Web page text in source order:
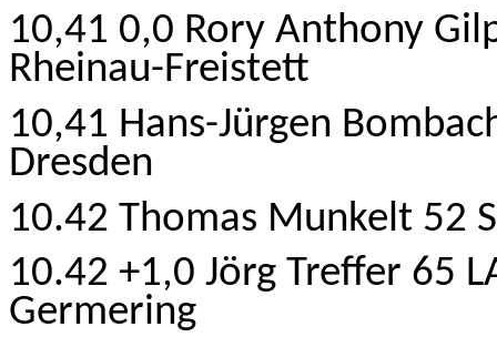
10,41 0,0 Rory Anthony
Rheinau-Freistett
10,41 Hans-Jürgen
Dresden
10.42 Thomas Munkelt 52
10.42 +1,0 Jörg Treffer 65
Germering